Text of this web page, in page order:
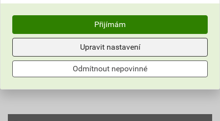
SET
Do košíku přidáte1 SET / 0,75 lza569,11Kčs DPH
bez DPH).
1143022660
Katalogový kód: G6Z89
Přijímám
Upravit nastavení
Odmítnout nepovinné